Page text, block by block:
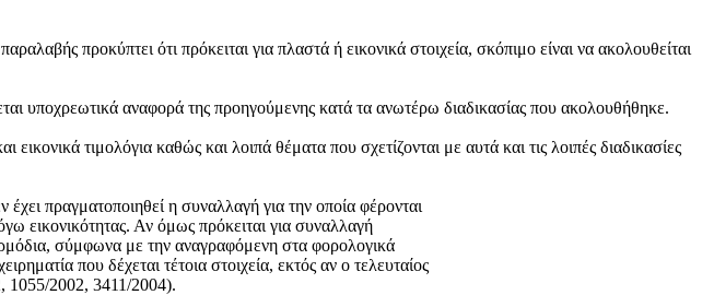
προκύπτει ότι πρόκειται για πλαστά ή εικονικά στοιχεία, σκόπιμο είναι να ακολουθείται
υποχρεωτικά αναφορά της προηγούμενης κατά τα ανωτέρω διαδικασίας που ακολουθήθηκε.
τιμολόγια καθώς και λοιπά θέματα που σχετίζονται με αυτά και τις λοιπές διαδικασίες
πραγματοποιηθεί η συναλλαγή για την οποία φέρονται
εικονικότητας. Αν όμως πρόκειται για συναλλαγή
σύμφωνα με την αναγραφόμενη στα φορολογικά
που δέχεται τέτοια στοιχεία, εκτός αν ο τελευταίος
1055/2002, 3411/2004).